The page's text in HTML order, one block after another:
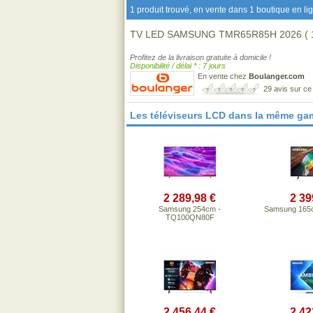
1 produit trouvé, en vente dans 1 boutique en
TV LED SAMSUNG TMR65R85H 2026 (
Profitez de la livraison gratuite à domicile !
Disponibilité / délai * : 7 jours
En vente chez Boulanger.com
29 avis sur
Les téléviseurs LCD dans la même
2 289,98 €
Samsung 254cm -
TQ100QN80F
2
Samsung